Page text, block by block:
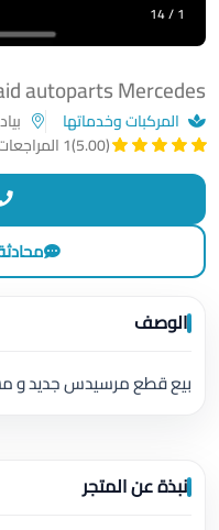
autoparts Mercedes
المركبات وخدماتها
(5.00)
1 المراجعات
1 / 14
الوصف
بيع قطع مرسيدس جديد و
نبذة عن المتجر